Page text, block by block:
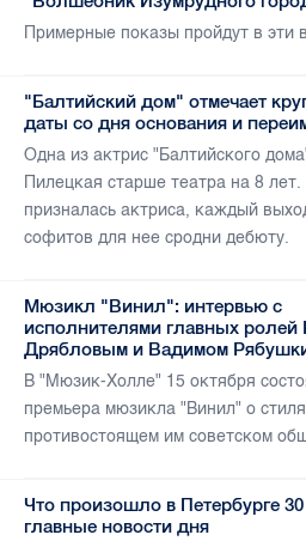
Примерные показы пройдут в эти
"Балтийский дом" отмечает
даты со дня основания и
Одна из актрис "Балтийского
Пилецкая старше театра на 8
призналась актриса, каждый
софитов для нее сродни дебюту.
Мюзикл "Винил": интервью с
исполнителями главных ролей
Дрябловым и Вадимом
В "Мюзик-Холле" 15 октября
премьера мюзикла "Винил" о
противостоящем им советском
Что произошло в Петербурге 30
главные новости дня